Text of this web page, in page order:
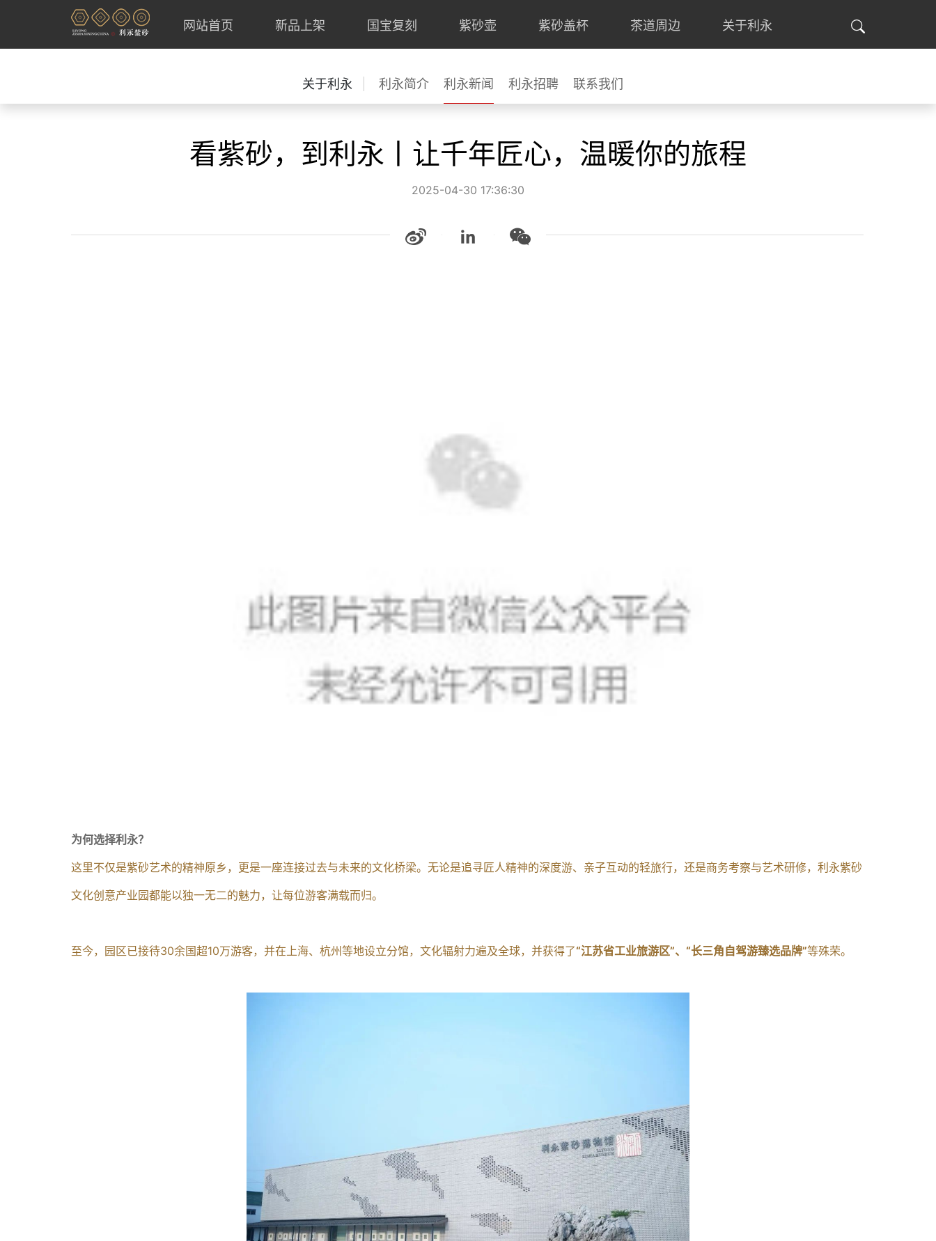
网站首页 新品上架 国宝复刻 紫砂壶 紫砂盖杯 茶道周边 关于利永
关于利永 利永简介 利永新闻 利永招聘 联系我们
看紫砂，到利永丨让千年匠心，温暖你的旅程‌
2025-04-30 17:36:30
为何选择利永？‌
这里不仅是紫砂艺术的精神原乡，更是一座连接过去与未来的文化桥梁。无论是追寻匠人精神的深度游、亲子互动的轻旅行，还是商务考察与艺术研修，利永紫砂
文化创意产业园都能以独一无二的魅力，让每位游客满载而归。
至今，园区已接待30余国超10万游客，并在上海、杭州等地设立分馆，文化辐射力遍及全球，并获得了“江苏省工业旅游区”、“长三角自驾游臻选品牌”等殊荣。